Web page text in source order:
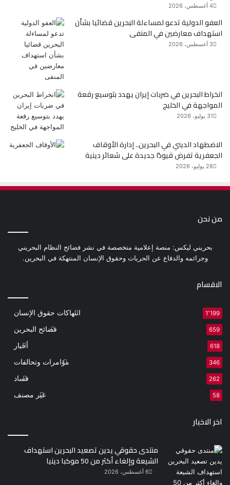
4 أغسطس، 2026
العفو الدولية تدعو لمساءلة البحرين قضائيا بشأن
استهداف معارضين في المنفى
3 أغسطس، 2026
انخراط البحرين في ضربات إيران يهدد بتوسيع رقعة
المواجهة في الخليج
31 يوليو، 2026
الاضطهاد الديني في البحرين.. إدارة الأوقاف
الجعفرية تفرض قيودًا جديدة على شعائر دينية
28 يوليو، 2026
من نحن
بحريني ليكس: منصة إعلامية متخصصة في نشر فضائح النظام البحريني
وجرائمه والدفاع عن الحريات وحقوق الإنسان المنتهكة في البحرين.
الاقسام
انتهاكات حقوق الإنسان 1٬199
فضائح البحرين 659
أخبار 618
مؤامرات وتحالفات 346
فساد 262
غير مصنف 58
اخر الاخبار
منتدى حقوقي يدين تصعيد البحرين استهداف
الشيعة وإلغاء أكثر من 50 موكبا دينيا
6 أغسطس، 2026